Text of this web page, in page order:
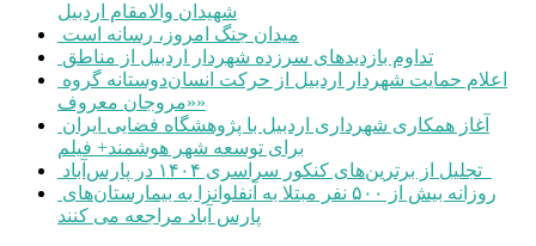
شهیدان والامقام اردبیل
میدان جنگ امروز، رسانه است
تداوم بازدیدهای سرزده شهردار اردبیل از مناطق
«مروجان معروف»
برای توسعه شهر هوشمند+ فیلم
پارس آباد مراجعه می کنند